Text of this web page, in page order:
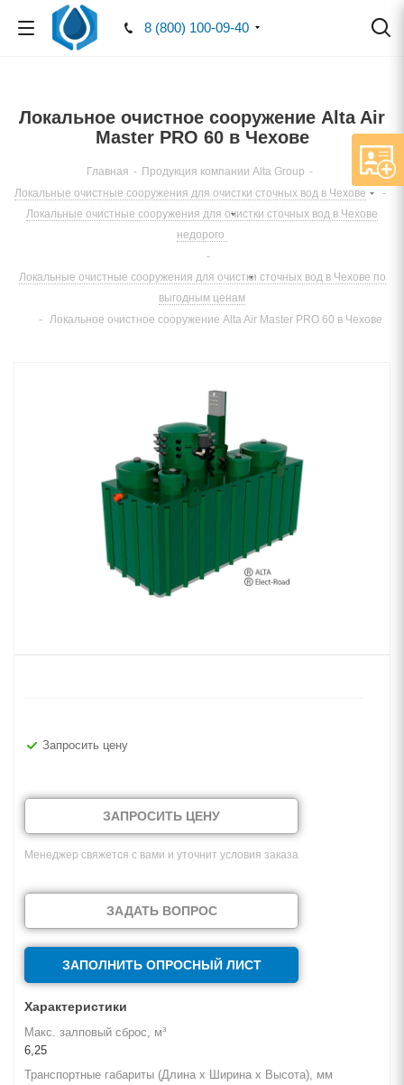
8 (800) 100-09-40
Локальное очистное сооружение Alta Air
Master PRO 60 в Чехове
Главная - Продукция компании Alta Group -
Локальные очистные сооружения для очистки сточных вод в Чехове
-
Локальные очистные сооружения для очистки сточных вод в Чехове
недорого
-
Локальные очистные сооружения для очистки сточных вод в Чехове по
выгодным ценам
-
Локальное очистное сооружение Alta Air Master PRO 60 в Чехове
Запросить цену
ЗАПРОСИТЬ ЦЕНУ
Менеджер свяжется с вами и уточнит условия заказа
ЗАДАТЬ ВОПРОС
ЗАПОЛНИТЬ ОПРОСНЫЙ ЛИСТ
Характеристики
Макс. залповый сброс, м³
6,25
Транспортные габариты (Длина х Ширина х Высота), мм